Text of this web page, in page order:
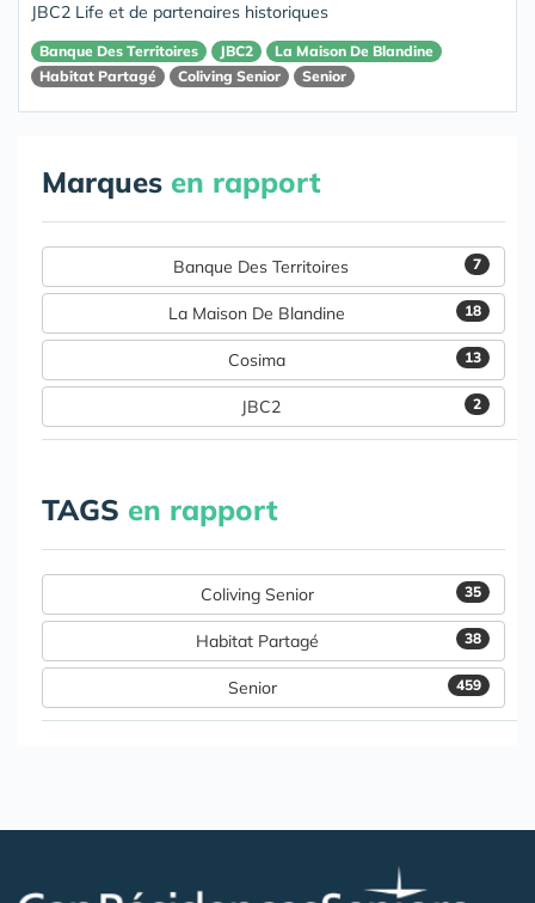
JBC2 Life et de partenaires historiques
Banque Des Territoires JBC2
La Maison De Blandine
Habitat Partagé
Coliving Senior Senior
Marques en rapport
7
Banque Des Territoires
18
La Maison De Blandine
13
Cosima
2
JBC2
TAGS en rapport
35
Coliving Senior
38
Habitat Partagé
459
Senior